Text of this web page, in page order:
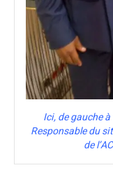
Ici, de gauche
Responsable du
de